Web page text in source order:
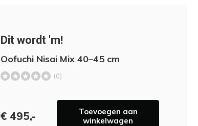
Dit wordt 'm!
Oofuchi Nisai Mix 40–45 cm
(0)
€ 495,-
Toevoegen aan
winkelwagen